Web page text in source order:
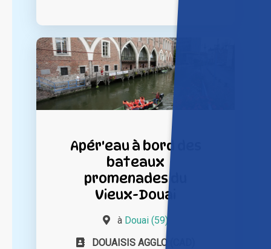
Apér'eau à bord des
bateaux
promenades du
Vieux-Douai
à Douai (59)
DOUAISIS AGGLO (CAD)